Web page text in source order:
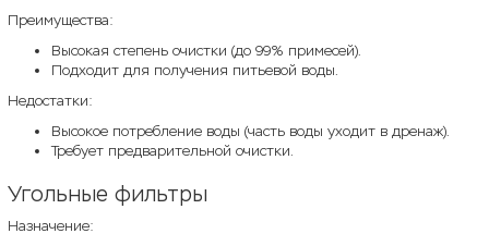
Преимущества:
Высокая степень очистки (до 99% примесей).
Подходит для получения питьевой воды.
Недостатки:
Высокое потребление воды (часть воды уходит в дренаж).
Требует предварительной очистки.
Угольные фильтры
Назначение: